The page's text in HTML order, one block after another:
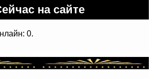
на сайте
0.